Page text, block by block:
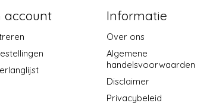
account Informatie
Over ons
Algemene
handelsvoorwaarden
Disclaimer
Privacybeleid